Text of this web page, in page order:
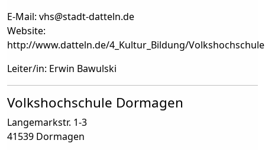
E-Mail: vhs@stadt-datteln.de
Website:
http://www.datteln.de/4_Kultur_Bildung/
Leiter/in: Erwin Bawulski
Volkshochschule Dormagen
Langemarkstr. 1-3
41539 Dormagen